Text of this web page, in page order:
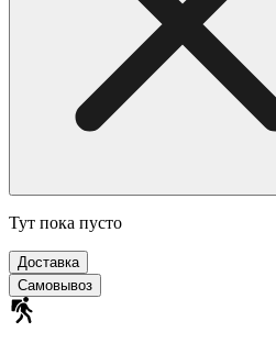
Тут пока пусто
Доставка
Самовывоз